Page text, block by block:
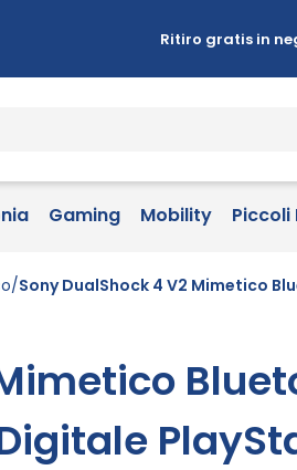
Ritiro gratis in
Gaming Mobility Piccoli
Sony DualShock 4 V2 Mimetico